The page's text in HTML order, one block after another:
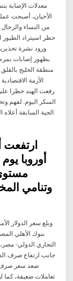
معدلات الإصابة
الأحيان، أصبحت
من النساء
حظر اسيتراد الطيور
ورود نشرة
بظهور إصابات
منطقة الخليج
الأزمة
رفعت الهند حظرا
السكر اليوم. لفهم
الحية السابقة
ارتفعت
أوروبا
مستوى
وتنامي
بنوك الأهلي
تعاملات ضعيفة،